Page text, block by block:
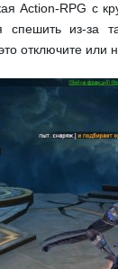
Action-RPG с
спешить из-за
отключите или